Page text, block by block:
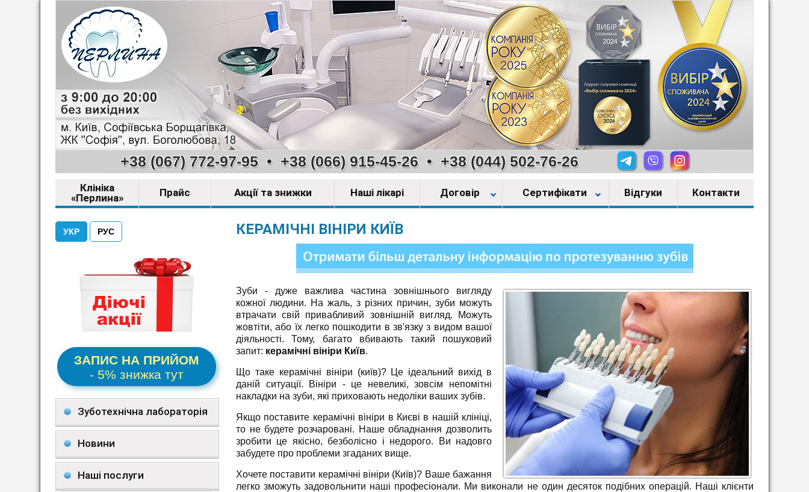
+38 (067) 772-97-95• +38 (066) 915-45-26• +38 (044) 502-76-26
Клініка
«Перлина»
Прайс Акції та знижки Наші лікарі Договір Сертифікати Відгуки Контакти
УКР РУС
ЗАПИС НА ПРИЙОМ
- 5% знижка тут
Зуботехнічна лабораторія
Новини
Наші послуги
КЕРАМІЧНІ ВІНІРИ КИЇВ
Зуби - дуже важлива частина зовнішнього вигляду
кожної людини. На жаль, з різних причин, зуби можуть
втрачати свій привабливий зовнішній вигляд. Можуть
жовтіти, або їх легко пошкодити в зв'язку з видом вашої
діяльності. Тому, багато вбивають такий пошуковий
запит: керамічні вініри Київ.
Що таке керамічні вініри (київ)? Це ідеальний вихід в
даній ситуації. Вініри - це невеликі, зовсім непомітні
накладки на зуби, які приховають недоліки ваших зубів.
Якщо поставите керамічні вініри в Києві в нашій клініці,
то не будете розчаровані. Наше обладнання дозволить
зробити це якісно, безболісно і недорого. Ви надовго
забудете про проблеми згаданих вище.
Хочете поставити керамічні вініри (Київ)? Ваше бажання
легко зможуть задовольнити наші професіонали. Ми виконали не один десяток подібних операцій. Наші клієнти